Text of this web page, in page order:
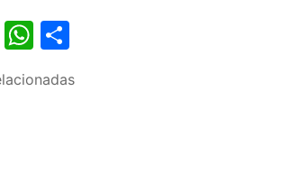
EmailWhatsApp